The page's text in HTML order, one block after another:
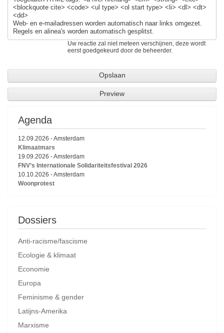
<blockquote cite> <code> <ul type> <ol start type> <li> <dl> <dt>
<dd>
Web- en e-mailadressen worden automatisch naar links omgezet.
Regels en alinea's worden automatisch gesplitst.
Uw reactie zal niet meteen verschijnen, deze wordt
eerst goedgekeurd door de beheerder.
Agenda
12.09.2026 -Amsterdam
Klimaatmars
19.09.2026 -Amsterdam
FNV’s Internationale Solidariteitsfestival 2026
10.10.2026 -Amsterdam
Woonprotest
Dossiers
Anti-racisme/fascisme
Ecologie & klimaat
Economie
Europa
Feminisme & gender
Latijns-Amerika
Marxisme